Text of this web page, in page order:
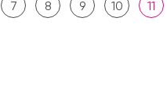
7 8 9 10 11